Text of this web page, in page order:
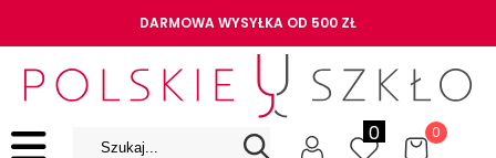
DARMOWA WYSYŁKA OD 500 ZŁ
0 0